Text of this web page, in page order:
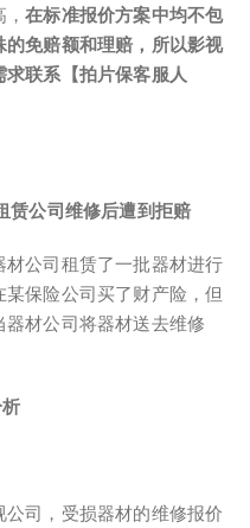
，在标准报价方案中均不包
免赔额和理赔，所以影视
求联系【拍片保客服人
赁公司维修后遭到拒赔
公司租赁了一批器材进行
保险公司买了财产险，但
材公司将器材送去维修
司，受损器材的维修报价